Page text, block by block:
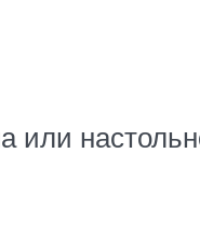
или